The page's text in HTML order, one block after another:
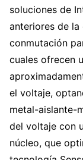
soluciones de
anteriores de la
conmutación
cuales ofrecen
el voltaje,
metal-aislante-
del voltaje con
núcleo, que